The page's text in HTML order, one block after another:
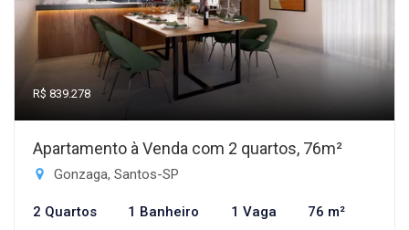
R$ 839.278
Apartamento à Venda com 2 quartos, 76m²
Gonzaga, Santos-SP
2 Quartos 1 Banheiro 1 Vaga 76 m²